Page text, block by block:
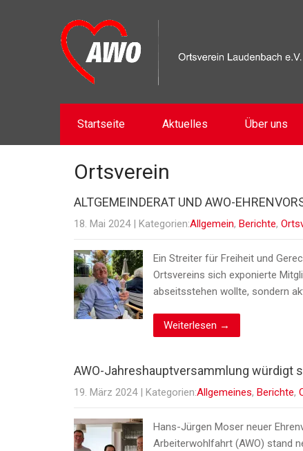
Startseite Aktuelles Über uns
Ortsverein
ALTGEMEINDERAT UND AWO-
18. Mai 2024 | Kategorien:Allgemein, Berichte,
Ein Streiter für Freiheit und
Ortsvereins sich exponierte
abseitsstehen wollte, sondern
Weiterlesen →
AWO-Jahreshauptversammlung würdigt
19. März 2024 | Kategorien:Allgemeines, Berichte,
Hans-Jürgen Moser neuer
Arbeiterwohlfahrt (AWO) stand